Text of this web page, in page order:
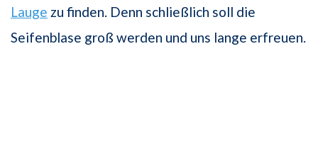
Lauge zu finden. Denn schließlich soll die
Seifenblase groß werden und uns lange erfreuen.